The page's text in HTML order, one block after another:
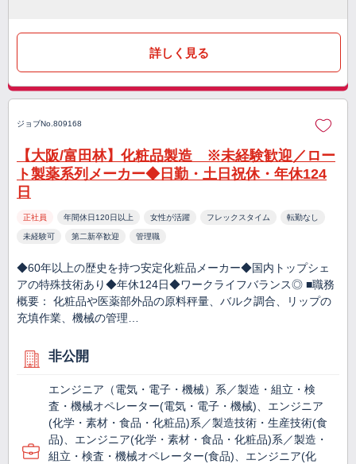
詳しく見る
ジョブNo.809168
【大阪/富田林】化粧品製造 ※未経験歓迎／ロー
ト製薬系列メーカー◆日勤・土日祝休・年休124
日
正社員 年間休日120日以上 女性が活躍 フレックスタイム 転勤なし
未経験可 第二新卒歓迎 管理職
◆60年以上の歴史を持つ安定化粧品メーカー◆国内トップシェ
アの特殊技術あり◆年休124日◆ワークライフバランス◎ ■職務
概要： 化粧品や医薬部外品の原料秤量、バルク調合、リップの
充填作業、機械の管理…
非公開
エンジニア（電気・電子・機械）系／製造・組立・検
査・機械オペレーター(電気・電子・機械)、エンジニア
(化学・素材・食品・化粧品)系／製造技術・生産技術(食
品)、エンジニア(化学・素材・食品・化粧品)系／製造・
組立・検査・機械オペレーター(食品)、エンジニア(化